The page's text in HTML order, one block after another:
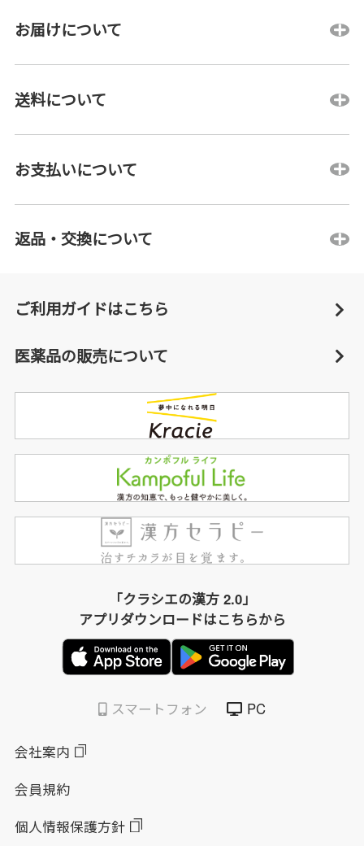
お届けについて
送料について
お支払いについて
返品・交換について
ご利用ガイドはこちら
医薬品の販売について
「クラシエの漢方 2.0」
アプリダウンロードはこちらから
スマートフォン PC
会社案内
会員規約
個人情報保護方針